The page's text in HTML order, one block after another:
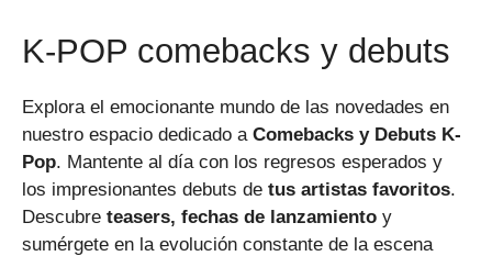
K-POP comebacks y debuts
Explora el emocionante mundo de las novedades en
nuestro espacio dedicado a Comebacks y Debuts K-
Pop. Mantente al día con los regresos esperados y
los impresionantes debuts de tus artistas favoritos.
Descubre teasers, fechas de lanzamiento y
sumérgete en la evolución constante de la escena